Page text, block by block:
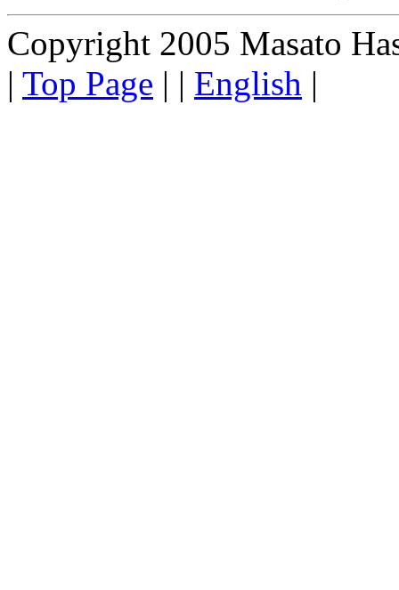
Copyright 2005 Masato
| Top Page | | English |